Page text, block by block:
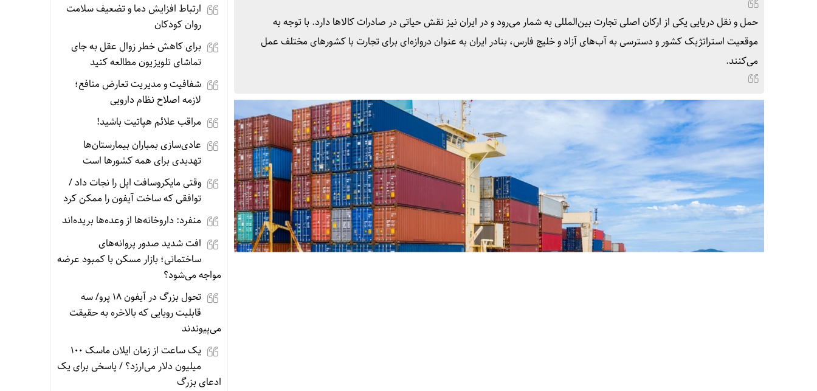
حمل و نقل دریایی یکی از ارکان اصلی تجارت بین‌المللی به شمار می‌رود و در ایران نیز نقش حیاتی در صادرات کالاها دارد. با توجه به
موقعیت استراتژیک کشور و دسترسی به آب‌های آزاد و خلیج فارس، بنادر ایران به عنوان دروازه‌ای برای تجارت با کشورهای مختلف عمل
می‌کنند.
ارتباط افزایش دما و تضعیف سلامت
روان کودکان
برای کاهش خطر زوال عقل به جای
تماشای تلویزیون مطالعه کنید
شفافیت و مدیریت تعارض منافع؛
لازمه اصلاح نظام دارویی
مراقب علائم هپاتیت باشید!
عادی‌سازی بمباران بیمارستان‌ها
تهدیدی برای همه کشورها است
وقتی مایکروسافت اپل را نجات داد /
توافقی که ساخت آیفون را ممکن کرد
منفرد: داروخانه‌ها از وعده‌ها بریده‌اند
افت شدید صدور پروانه‌های
ساختمانی؛ بازار مسکن با کمبود عرضه
مواجه می‌شود؟
تحول بزرگ در آیفون ۱۸ پرو/ سه
قابلیت رویایی که بالاخره به حقیقت
می‌پیوندند
یک ساعت از زمان ایلان ماسک ۱۰۰
میلیون دلار می‌ارزد؟ / پاسخی برای یک
ادعای بزرگ